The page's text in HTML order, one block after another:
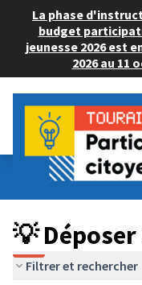
La phase
budget
jeunesse 2026 est
2026 au 11
Budget Participatif
💡 Déposer un projet
💡
Filtrer et rechercher